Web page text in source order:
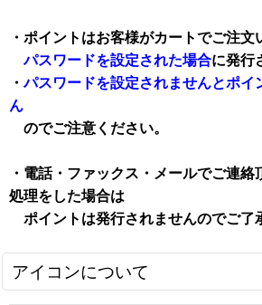
・ポイントはお客様がカートでご注文
パスワードを設定された場合に発行
・パスワードを設定されませんとポイ
ん
のでご注意ください。
・電話・ファックス・メールでご連
処理をした場合は
ポイントは発行されませんのでご了
アイコンについて